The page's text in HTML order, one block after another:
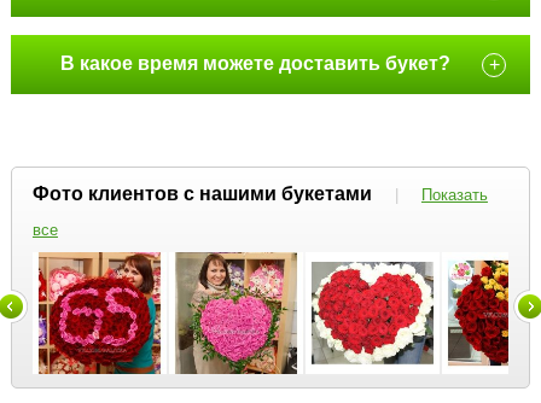
В какое время можете доставить букет? +
Фото клиентов с нашими букетами |
Показать
все